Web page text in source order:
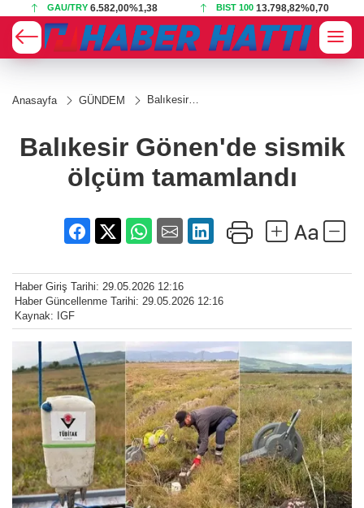
BIST 100 13.798,82 USD 47,7000%0,17
Anasayfa GÜNDEM
Balıkesir
ölçüm
tamamlandı
Balıkesir Gönen'de sismik
ölçüm tamamlandı
Haber Giriş Tarihi: 29.05.2026 12:16
Haber Güncellenme Tarihi: 29.05.2026 12:16
Kaynak: IGF